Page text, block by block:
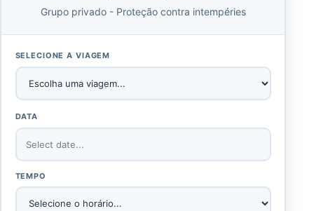
Grupo privado - Proteção contra intempéries
SELECIONE A VIAGEM
DATA
TEMPO